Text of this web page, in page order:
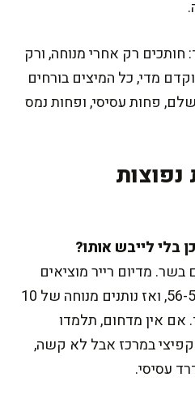
חותכים רק אחרי מנוחה, ורק
מדי, כל המיצים בורחים
פחות עסיסי, ופחות נמס
מדיום רייר מוציאים
ב-52-54 מעלות, מדיום ב-56-58, ואז נותנים מנוחה של 10
אם אין מדחום, תלמדו
במרכז אבל לא קשה,
עסיסי.